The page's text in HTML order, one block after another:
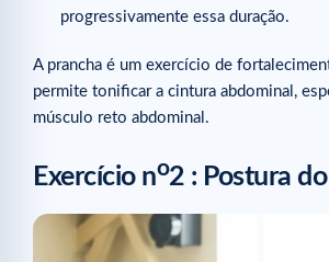
progressivamente essa duração.
A prancha é um exercício de
permite tonificar a cintura abdominal,
músculo reto abdominal.
Exercício no2 : Postura